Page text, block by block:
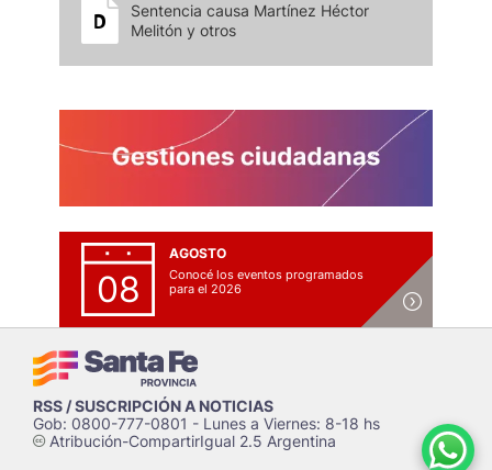
Sentencia causa Martínez Héctor
Melitón y otros
08
AGOSTO
Conocé los eventos programados
para el 2026
RSS / SUSCRIPCIÓN A NOTICIAS
Gob: 0800-777-0801 - Lunes a Viernes: 8-18 hs
cAtribución-CompartirIgual 2.5 Argentina